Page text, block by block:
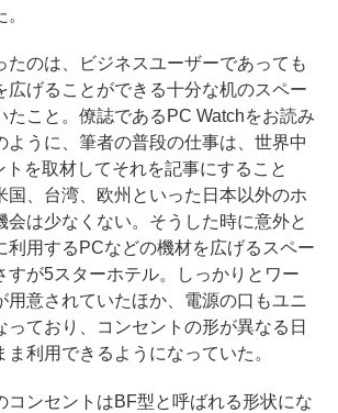
のは、ビジネスユーザーであっても
広げることができる十分な机のスペー
たこと。僚誌であるPC Watchをお読み
ように、筆者の普段の仕事は、世界中
を取材してそれを記事にすること
国、台湾、欧州といった日本以外のホ
会は少なくない。そうした時に意外と
利用するPCなどの機材を広げるスペー
すが5スターホテル。しっかりとワー
用意されていたほか、電源の口もユニ
っており、コンセントの形が異なる日
利用できるようになっていた。
ンセントはBF型と呼ばれる形状にな